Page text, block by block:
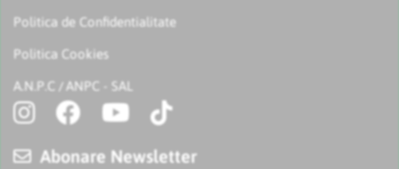
Politica de Confidentialitate
Politica Cookies
A.N.P.C / ANPC - SAL
Abonare Newsletter